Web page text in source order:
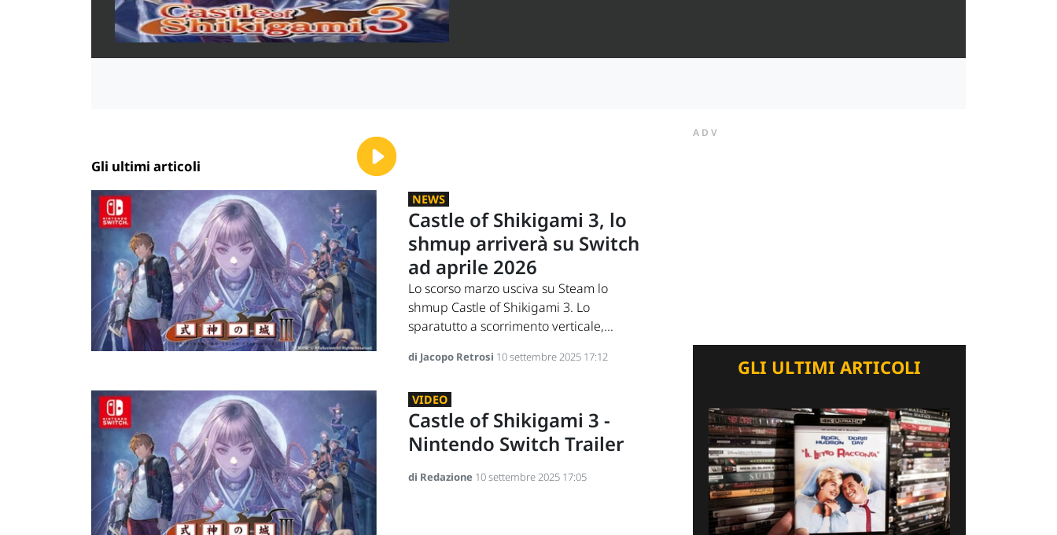
Genere:Sparatutto
Gli ultimi articoli
NEWS
Castle of Shikigami 3, lo
shmup arriverà su Switch
ad aprile 2026
Lo scorso marzo usciva su Steam lo
shmup Castle of Shikigami 3. Lo
sparatutto a scorrimento verticale,...
di Jacopo Retrosi 10 settembre 2025 17:12
VIDEO
Castle of Shikigami 3 -
Nintendo Switch Trailer
di Redazione 10 settembre 2025 17:05
ADV
GLI ULTIMI ARTICOLI